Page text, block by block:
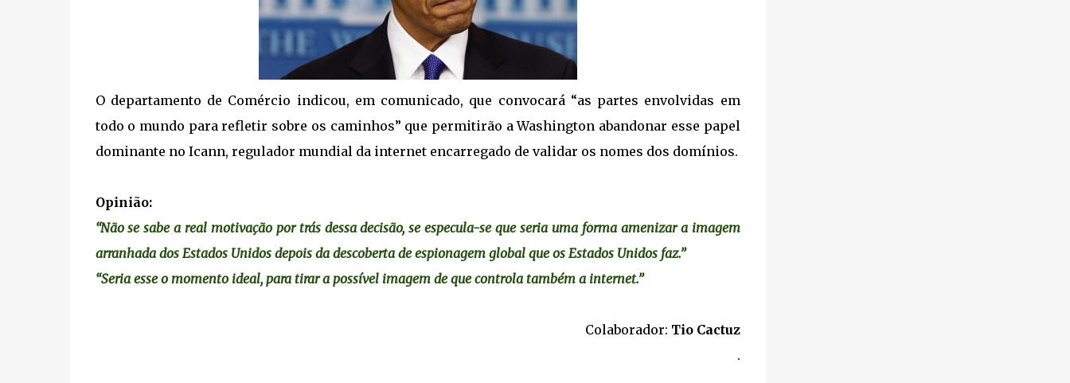
O departamento de Comércio indicou, em comunicado, que convocará “as partes envolvidas em
todo o mundo para refletir sobre os caminhos” que permitirão a Washington abandonar esse papel
dominante no Icann, regulador mundial da internet encarregado de validar os nomes dos domínios.
Opinião:
“Não se sabe a real motivação por trás dessa decisão, se especula-se que seria uma forma amenizar a imagem
arranhada dos Estados Unidos depois da descoberta de espionagem global que os Estados Unidos faz.”
“Seria esse o momento ideal, para tirar a possível imagem de que controla também a internet.”
Colaborador: Tio Cactuz
.